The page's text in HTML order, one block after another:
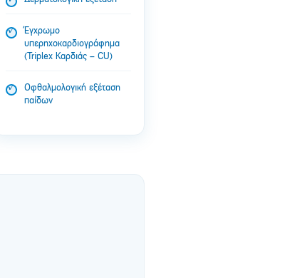
Έγχρωμο
υπερηχοκαρδιογράφημα
(Triplex Καρδιάς – CU)
Οφθαλμολογική εξέταση
παίδων